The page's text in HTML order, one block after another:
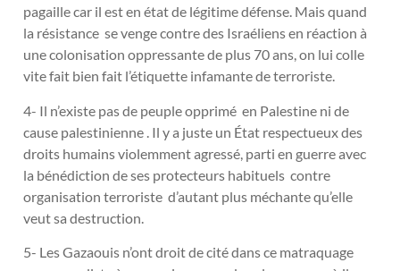
pagaille car il est en état de légitime défense. Mais quand
la résistance se venge contre des Israéliens en réaction à
une colonisation oppressante de plus 70 ans, on lui colle
vite fait bien fait l’étiquette infamante de terroriste.
4- Il n’existe pas de peuple opprimé en Palestine ni de
cause palestinienne . Il y a juste un État respectueux des
droits humains violemment agressé, parti en guerre avec
la bénédiction de ses protecteurs habituels contre
organisation terroriste d’autant plus méchante qu’elle
veut sa destruction.
5- Les Gazaouis n’ont droit de cité dans ce matraquage